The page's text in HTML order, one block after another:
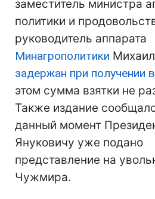
заместитель министра
политики и
руководитель аппарата
Минагрополитики
задержан при получении
этом сумма взятки не
Также издание
данный момент
Януковичу уже подано
представление на
Чужмира.